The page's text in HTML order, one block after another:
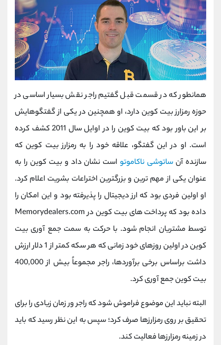
همانطور که در قسمت قبل گفتیم راجر نقش بسیار اساسی در
حوزه رمزارز بیت کوین دارد، او همچنین در یکی از گفتگوهایش
بر این باور بود که بیت کوین را در اوایل سال 2011 کشف کرده
است. او در این گفتگو، علاقه خود را به رمزارز بیت کوین که
سازنده آن ساتوشی ناکاموتواست نشان داد و بیت کوین را به
عنوان یکی از مهم ترین و بزرگترین اختراعات بشریت اعلام کرد.
او اولین فردی بود که ارز دیجیتال را پذیرفته بود و این امکان را
داده بود که پرداخت های بیت کوین درMemorydealers.com
توسط مشتریان انجام شود. با حرکت به سمت جمع آوری بیت
کوین در اولین روزهای خود زمانی که هر سکه کمتر از 1 دلار ارزش
داشت براساس برخی برآوردها، راجر مجموعاً بیش از 400,000
بیت کوین جمع آوری کرد.
البته نباید این موضوع فراموش شود که راجر ور زمان زیادی را برای
تحقیق بر روی رمزارزها صرف کرد؛ سپس به این نظر رسید که باید
در زمینه رمزارزها فعالیت کند.